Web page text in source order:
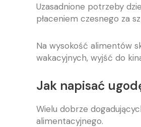
Uzasadnione potrzeby
płaceniem czesnego za
Na wysokość alimentów
wakacyjnych, wyjść do
Jak napisać
Wielu dobrze
alimentacyjnego.